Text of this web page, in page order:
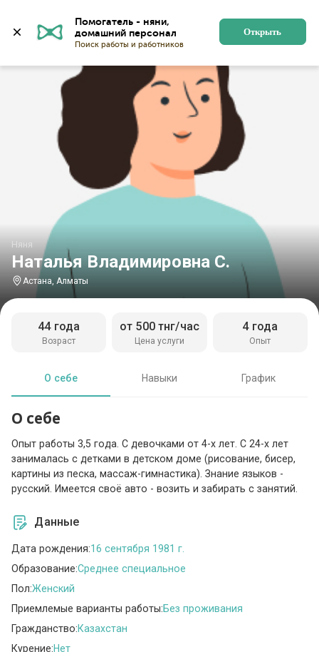
Помогатель - няни,
Поиск работы и работников
Открыть
Наталья Владимировна С.
Няня
Астана, Алматы
Возраст
44 года
Цена услуги
от 500 тнг/час
Опыт
4 года
О себе Навыки График
О себе
Опыт работы 3,5 года. С девочками от 4-х лет. С 24-х лет
занималась с детками в детском доме (рисование, бисер,
картины из песка, массаж-гимнастика). Знание языков -
русский. Имеется своё авто - возить и забирать с занятий.
Данные
Дата рождения:16 сентября 1981 г.
Образование:Среднее специальное
Пол:Женский
Приемлемые варианты работы:Без проживания
Гражданство:Казахстан
Курение:Нет